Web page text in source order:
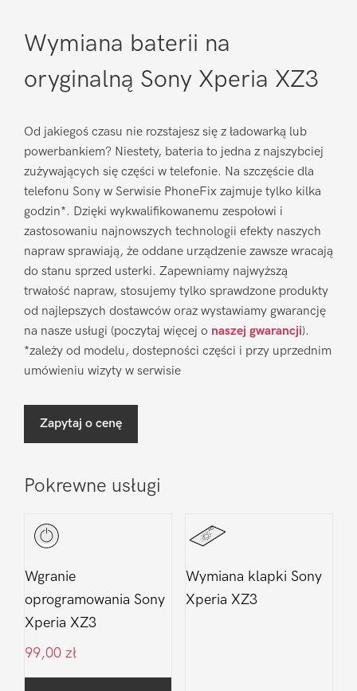
Wymiana baterii na
oryginalną Sony Xperia XZ3
Od jakiegoś czasu nie rozstajesz się z ładowarką lub
powerbankiem? Niestety, bateria to jedna z najszybciej
zużywających się części w telefonie. Na szczęście dla
telefonu Sony w Serwisie PhoneFix zajmuje tylko kilka
godzin*. Dzięki wykwalifikowanemu zespołowi i
zastosowaniu najnowszych technologii efekty naszych
napraw sprawiają, że oddane urządzenie zawsze wracają
do stanu sprzed usterki. Zapewniamy najwyższą
trwałość napraw, stosujemy tylko sprawdzone produkty
od najlepszych dostawców oraz wystawiamy gwarancję
na nasze usługi (poczytaj więcej o naszej gwarancji).
*zależy od modelu, dostepności części i przy uprzednim
umówieniu wizyty w serwisie
Zapytaj o cenę
Pokrewne usługi
Wgranie
oprogramowania Sony
Xperia XZ3
99,00 zł
Wymiana klapki Sony
Xperia XZ3